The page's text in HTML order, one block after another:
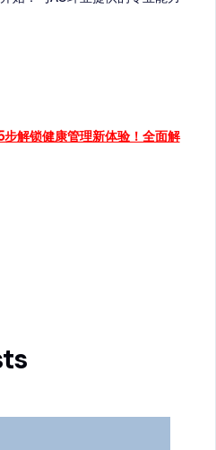
解锁健康管理新体验！全面解